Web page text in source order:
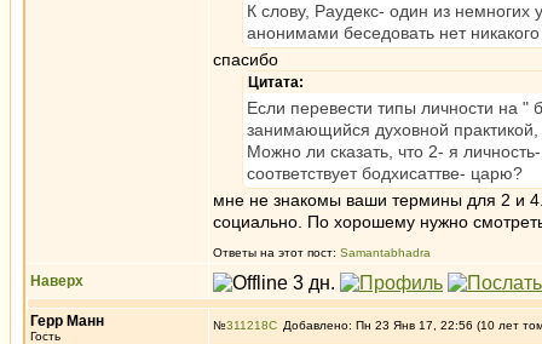
К слову, Раудекс- один из
анонимами беседовать нет
спасибо
Цитата:
Если перевести типы личности на "
занимающийся духовной
Можно ли сказать, что 2- я
соответствует бодхисаттве- царю?
мне не знакомы ваши термины для 2 и
социально. По хорошему нужно
Ответы на этот пост: Samantabhadra
Наверх
Герр Манн
Гость
№311218 Добавлено: Пн 23 Янв 17, 22:56 (10 лет